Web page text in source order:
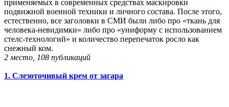
применяемых в современных средствах маскировки
подвижной военной техники и личного состава. После этого,
естественно, все заголовки в СМИ были либо про «ткань для
человека-невидимки» либо про «униформу с использованием
стелс-технологий» и количество перепечаток росло как
снежный ком.
2 место, 108 публикаций
1. Слезоточивый крем от загара